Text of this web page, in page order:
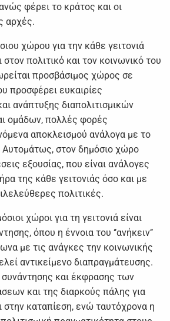
φέρει το κράτος και οι
αρχές.
χώρου για την κάθε γειτονιά
πολιτικό και τον κοινωνικό του
προσβάσιμος χώρος σε
προσφέρει ευκαιρίες
ανάπτυξης διαπολιτισμικών
ομάδων, πολλές φορές
αποκλεισμού ανάλογα με το
στον δημόσιο χώρο
εξουσίας, που είναι ανάλογες
της κάθε γειτονιάς όσο και με
πολιτικές.
χώροι για τη γειτονιά είναι
όπου η έννοια του ‘’ανήκειν’’
με τις ανάγκες την κοινωνικής
αντικείμενο διαπραγμάτευσης.
και έκφρασης των
και της διαρκούς πάλης για
στην καταπίεση, ενώ ταυτόχρονα η